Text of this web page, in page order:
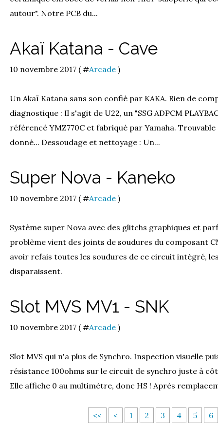
autour". Notre PCB du...
Akaï Katana - Cave
10 novembre 2017 ( #Arcade )
Un Akaï Katana sans son confié par KAKA. Rien de
diagnostique : Il s'agit de U22, un "SSG ADPCM
référencé YMZ770C et fabriqué par Yamaha.
donné... Dessoudage et nettoyage : Un...
Super Nova - Kaneko
10 novembre 2017 ( #Arcade )
Système super Nova avec des glitchs graphiques et
problème vient des joints de soudures du composant
avoir refais toutes les soudures de ce circuit intégré,
disparaissent.
Slot MVS MV1 - SNK
10 novembre 2017 ( #Arcade )
Slot MVS qui n'a plus de Synchro. Inspection visuelle
résistance 100ohms sur le circuit de synchro juste à
Elle affiche 0 au multimètre, donc HS ! Après
<< < 1 2 3 4 5 6